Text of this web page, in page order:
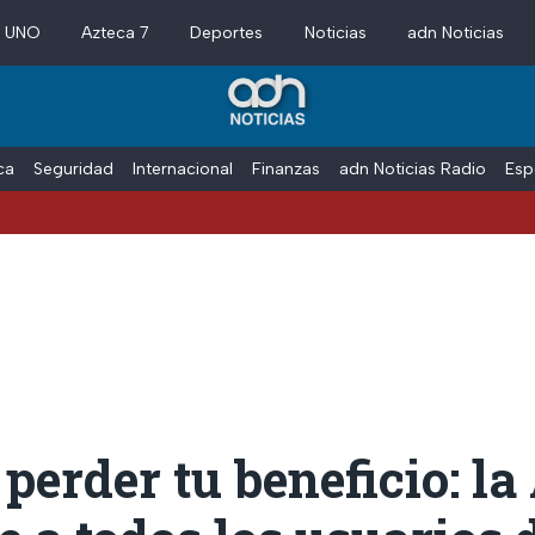
Azteca 7 Deportes Noticias adn Noticias
Seguridad Internacional Finanzas adn Noticias Radio
perder tu beneficio: la